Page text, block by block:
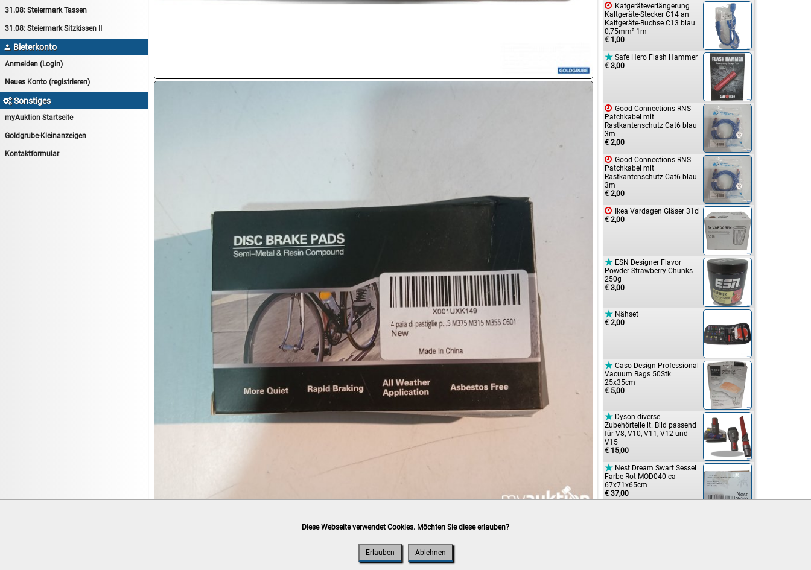
15.08:Drogerie/Kosmetik
Haushaltsartikel 8
Haushalt/Freizeit III
16.08:Atelier Imperial Schmuck
16.08:Haushaltsartikel
16.08: Haushaltsartikel II
17.08: New One Schmuck
19.08:Makita Auktion
31.08: Steiermark Tassen
31.08: Steiermark Sitzkissen II
 Bieterkonto
Anmelden (Login)
Neues Konto (registrieren)
Sonstiges
myAuktion Startseite
Goldgrube-Kleinanzeigen
Kontaktformular
 Katgeräteverlängerung
Kaltgeräte-Stecker C14 an
Kaltgeräte-Buchse C13 blau
0,75mm² 1m
€ 1,00
 Safe Hero Flash Hammer
€ 3,00
 Good Connections RNS
Patchkabel mit
Rastkantenschutz Cat6 blau
3m
€ 2,00
 Good Connections RNS
Patchkabel mit
Rastkantenschutz Cat6 blau
3m
€ 2,00

Ikea Vardagen Gläser 31cl
€ 2,00
 ESN Designer Flavor
Powder Strawberry Chunks
250g
€ 3,00
 Nähset
€ 2,00
 Caso Design Professional
Vacuum Bags 50Stk
25x35cm
€ 5,00
 Dyson diverse
Zubehörteile lt. Bild passend
für V8, V10, V11, V12 und
V15
€ 15,00
 Nest Dream Swart Sessel
Farbe Rot MOD040 ca
67x71x65cm
€ 37,00
Vorabüberweisung, Barzahlung, Bankomat, Kreditkarte (vor Ort)
Diese Webseite verwendet Cookies. Möchten Sie diese erlauben?
Erlauben Ablehnen